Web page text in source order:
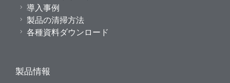
導入事例
製品の清掃方法
各種資料ダウンロード
製品情報